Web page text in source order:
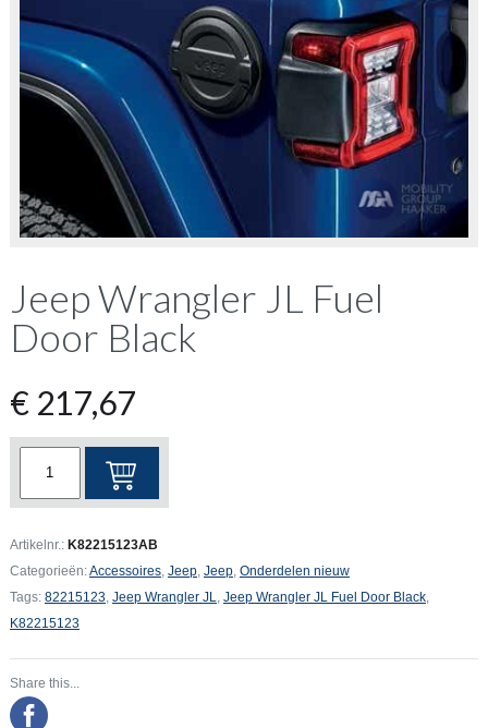
Jeep Wrangler JL Fuel
Door Black
€217,67
JL
Fuel
Door
Black
aantal
Artikelnr.: K82215123AB
Categorieën:Accessoires, Jeep, Jeep, Onderdelen nieuw
Tags: 82215123, Jeep Wrangler JL, Jeep Wrangler JL Fuel Door Black,
K82215123
Share this...